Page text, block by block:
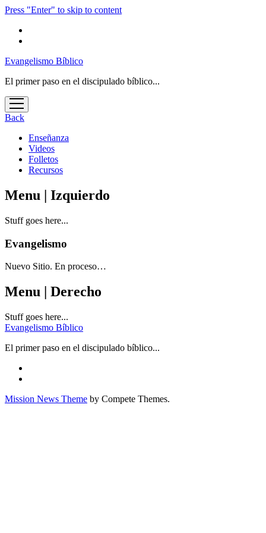
Press "Enter" to skip to content
Evangelismo Bíblico
El primer paso en el discipulado bíblico...
open
menu
Back
Enseñanza
Videos
Folletos
Recursos
Menu | Izquierdo
Stuff goes here...
Evangelismo
Nuevo Sitio. En proceso…
Menu | Derecho
Stuff goes here...
Evangelismo Bíblico
El primer paso en el discipulado bíblico...
Mission News Theme by Compete Themes.